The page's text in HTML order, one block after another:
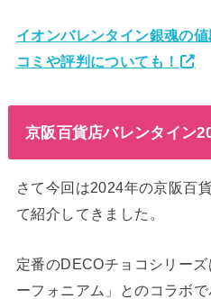
イオンバレンタイン銀魂の
コミや評判についても！
京阪百貨店バレンタイン
さて今回は2024年の京阪百
て紹介してきました。
定番のDECOチョコシリー
ーフォニアム」とのコラボ